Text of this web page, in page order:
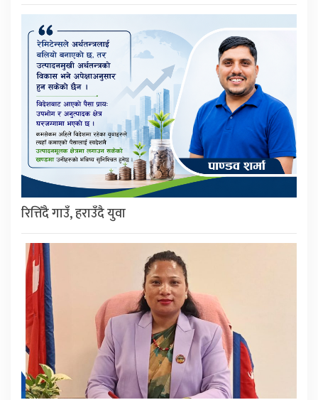
रित्तिँदै गाउँ, हराउँदै युवा